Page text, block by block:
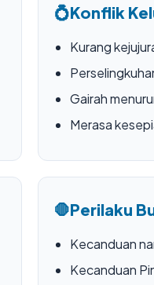
💍Konflik
Kurang
Gairah
Merasa
🛑Perilaku
Kecanduan
Kecanduan